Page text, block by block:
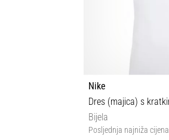
Nike
Bijela
Posljednja najniža cijena